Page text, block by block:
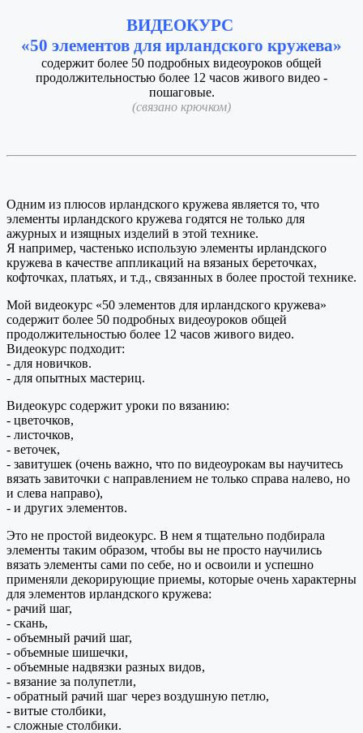
ВИДЕОКУРС
«50 элементов для ирландского кружева»
содержит более 50 подробных видеоуроков общей
продолжительностью более 12 часов живого видео -
пошаговые.
(связано крючком)
Одним из плюсов ирландского кружева является то, что
элементы ирландского кружева годятся не только для
ажурных и изящных изделий в этой технике.
Я например, частенько использую элементы ирландского
кружева в качестве аппликаций на вязаных береточках,
кофточках, платьях, и т.д., связанных в более простой технике.
Мой видеокурс «50 элементов для ирландского кружева»
содержит более 50 подробных видеоуроков общей
продолжительностью более 12 часов живого видео.
Видеокурс подходит:
- для новичков.
- для опытных мастериц.
Видеокурс содержит уроки по вязанию:
- цветочков,
- листочков,
- веточек,
- завитушек (очень важно, что по видеоурокам вы научитесь
вязать завиточки с направлением не только справа налево, но
и слева направо),
- и других элементов.
Это не простой видеокурс. В нем я тщательно подбирала
элементы таким образом, чтобы вы не просто научились
вязать элементы сами по себе, но и освоили и успешно
применяли декорирующие приемы, которые очень характерны
для элементов ирландского кружева:
- рачий шаг,
- скань,
- объемный рачий шаг,
- объемные шишечки,
- объемные надвязки разных видов,
- вязание за полупетли,
- обратный рачий шаг через воздушную петлю,
- витые столбики,
- сложные столбики.